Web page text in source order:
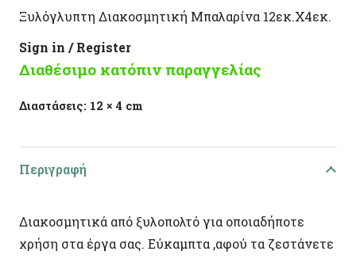
Ξυλόγλυπτη Διακοσμητική Μπαλαρίνα 12εκ.Χ4εκ.
Sign in / Register
Διαθέσιμο κατόπιν παραγγελίας
Διαστάσεις: 12 × 4 cm
Περιγραφή
Διακοσμητικά από ξυλοπολτό για οποιαδήποτε
χρήση στα έργα σας. Εύκαμπτα ,αφού τα ζεστάνετε